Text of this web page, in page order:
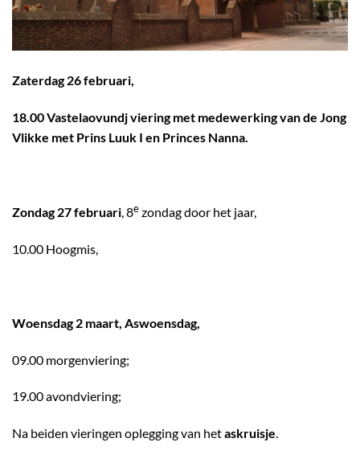
Zaterdag 26 februari,
18.00 Vastelaovundj viering met medewerking van de Jong
Vlikke met Prins Luuk I en Princes Nanna.
Zondag 27 februari, 8ezondag door het jaar,
10.00 Hoogmis,
Woensdag 2 maart, Aswoensdag,
09.00 morgenviering;
19.00 avondviering;
Na beiden vieringen oplegging van hetaskruisje.